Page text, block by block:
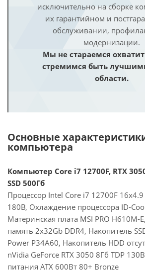
исключительно на сборке
их гарантийном и
обслуживании,
модернизации.
Мы не стараемся
стремимся быть
области.
Основные
компьютера
Компьютер Core i7 12700F, RTX
SSD 500Гб
Процессор Intel Core i7 12700F 16x4.9
180В, Охлаждение процессора ID-
Материнская плата MSI PRO H610M-
память 2x32Gb DDR4, Накопитель
Power P34A60, Накопитель HDD
nVidia GeForce RTX 3050 8Гб TDP
питания ATX 600Вт 80+ Bronze